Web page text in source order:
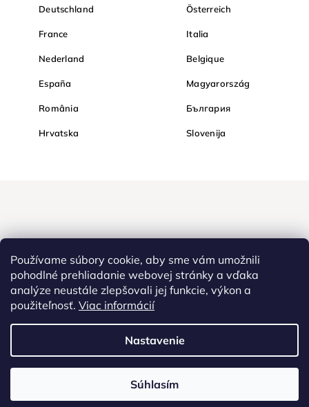
Používame súbory cookie, aby sme vám umožnili
pohodlné prehliadanie webovej stránky a vďaka
analýze neustále zlepšovali jej funkcie, výkon a
použiteľnosť. Viac informácií
Nastavenie
Súhlasím
Deutschland Österreich
France Italia
Nederland Belgique
España Magyarország
România България
Hrvatska Slovenija
Nakupujte na Diamond bezpečne a bez obáv. Vďaka HTTPS
podobe.
Diamondi. Všetky práva vyhradené. |
maľovanie, Westlogic Slovakia s.r.o., Gajova 4, Bratislava, 811 09